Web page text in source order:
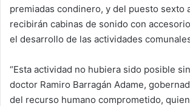
premiadas condinero, y del puesto sexto
recibirán cabinas de sonido con
el desarrollo de las actividades
“Esta actividad no hubiera sido posible
doctor Ramiro Barragán Adame,
del recurso humano comprometido,